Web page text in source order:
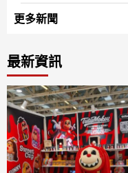
更多新聞
最新資訊